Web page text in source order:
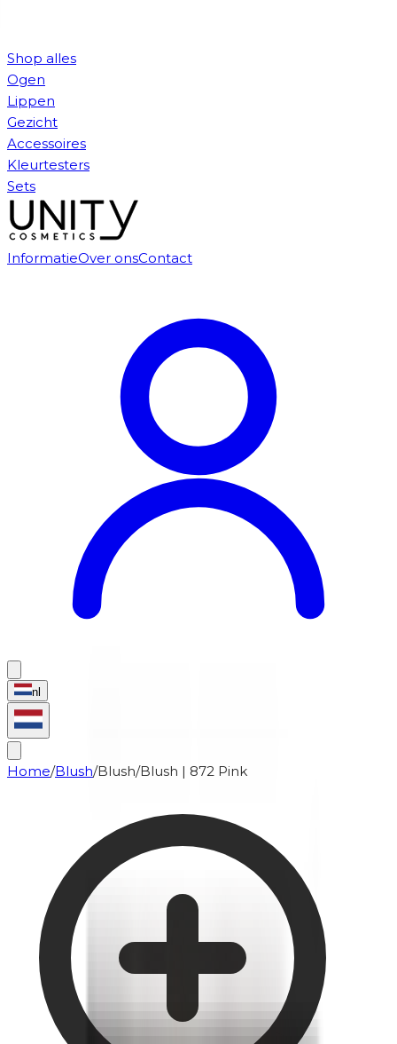
Shop alles
Ogen
Lippen
Gezicht
Accessoires
Kleurtesters
Sets
InformatieOver onsContact
nl
Home/Blush/Blush/Blush | 872 Pink